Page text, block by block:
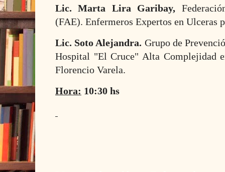
Lic. Marta Lira Garibay,
(FAE). Enfermeros Expertos en Ulceras
Lic. Soto Alejandra. Grupo de
Hospital "El Cruce" Alta Complejidad
Florencio Varela.
Hora: 10:30 hs